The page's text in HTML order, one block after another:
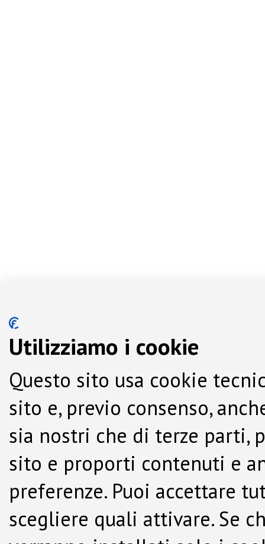
Utilizziamo i cookie
Questo sito usa cookie
sito e, previo consenso,
sia nostri che di terze parti,
sito e proporti contenuti e
preferenze. Puoi accettare
scegliere quali attivare. Se